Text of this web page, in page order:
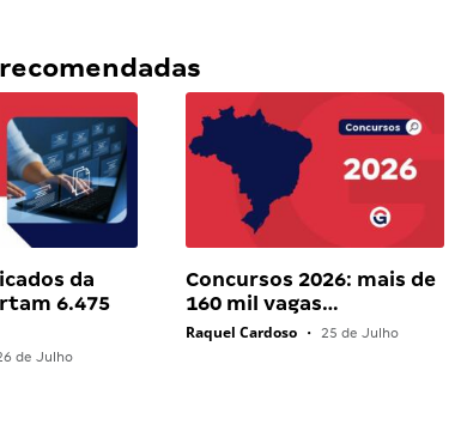
da
6.475
de Julho
Concursos 2026: mais de
160 mil vagas…
Raquel Cardoso • 25 de Julho